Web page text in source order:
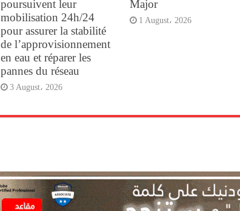
poursuivent leur
mobilisation 24h/24
pour assurer la stabilité
de l’approvisionnement
en eau et réparer les
pannes du réseau
3 August، 2026
Major
1 August، 2026